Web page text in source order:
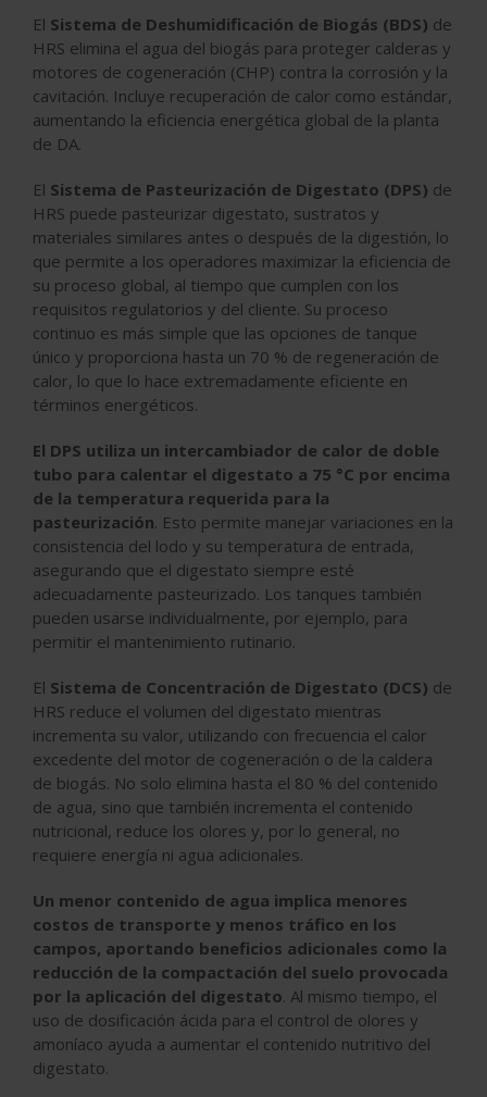
El Sistema de Deshumidificación de Biogás (BDS) de
HRS elimina el agua del biogás para proteger calderas y
motores de cogeneración (CHP) contra la corrosión y la
cavitación. Incluye recuperación de calor como estándar,
aumentando la eficiencia energética global de la planta
de DA.
El Sistema de Pasteurización de Digestato (DPS) de
HRS puede pasteurizar digestato, sustratos y
materiales similares antes o después de la digestión, lo
que permite a los operadores maximizar la eficiencia de
su proceso global, al tiempo que cumplen con los
requisitos regulatorios y del cliente. Su proceso
continuo es más simple que las opciones de tanque
único y proporciona hasta un 70 % de regeneración de
calor, lo que lo hace extremadamente eficiente en
términos energéticos.
El DPS utiliza un intercambiador de calor de doble
tubo para calentar el digestato a 75 °C por encima
de la temperatura requerida para la
pasteurización. Esto permite manejar variaciones en la
consistencia del lodo y su temperatura de entrada,
asegurando que el digestato siempre esté
adecuadamente pasteurizado. Los tanques también
pueden usarse individualmente, por ejemplo, para
permitir el mantenimiento rutinario.
El Sistema de Concentración de Digestato (DCS) de
HRS reduce el volumen del digestato mientras
incrementa su valor, utilizando con frecuencia el calor
excedente del motor de cogeneración o de la caldera
de biogás. No solo elimina hasta el 80 % del contenido
de agua, sino que también incrementa el contenido
nutricional, reduce los olores y, por lo general, no
requiere energía ni agua adicionales.
Un menor contenido de agua implica menores
costos de transporte y menos tráfico en los
campos, aportando beneficios adicionales como la
reducción de la compactación del suelo provocada
por la aplicación del digestato. Al mismo tiempo, el
uso de dosificación ácida para el control de olores y
amoníaco ayuda a aumentar el contenido nutritivo del
digestato.